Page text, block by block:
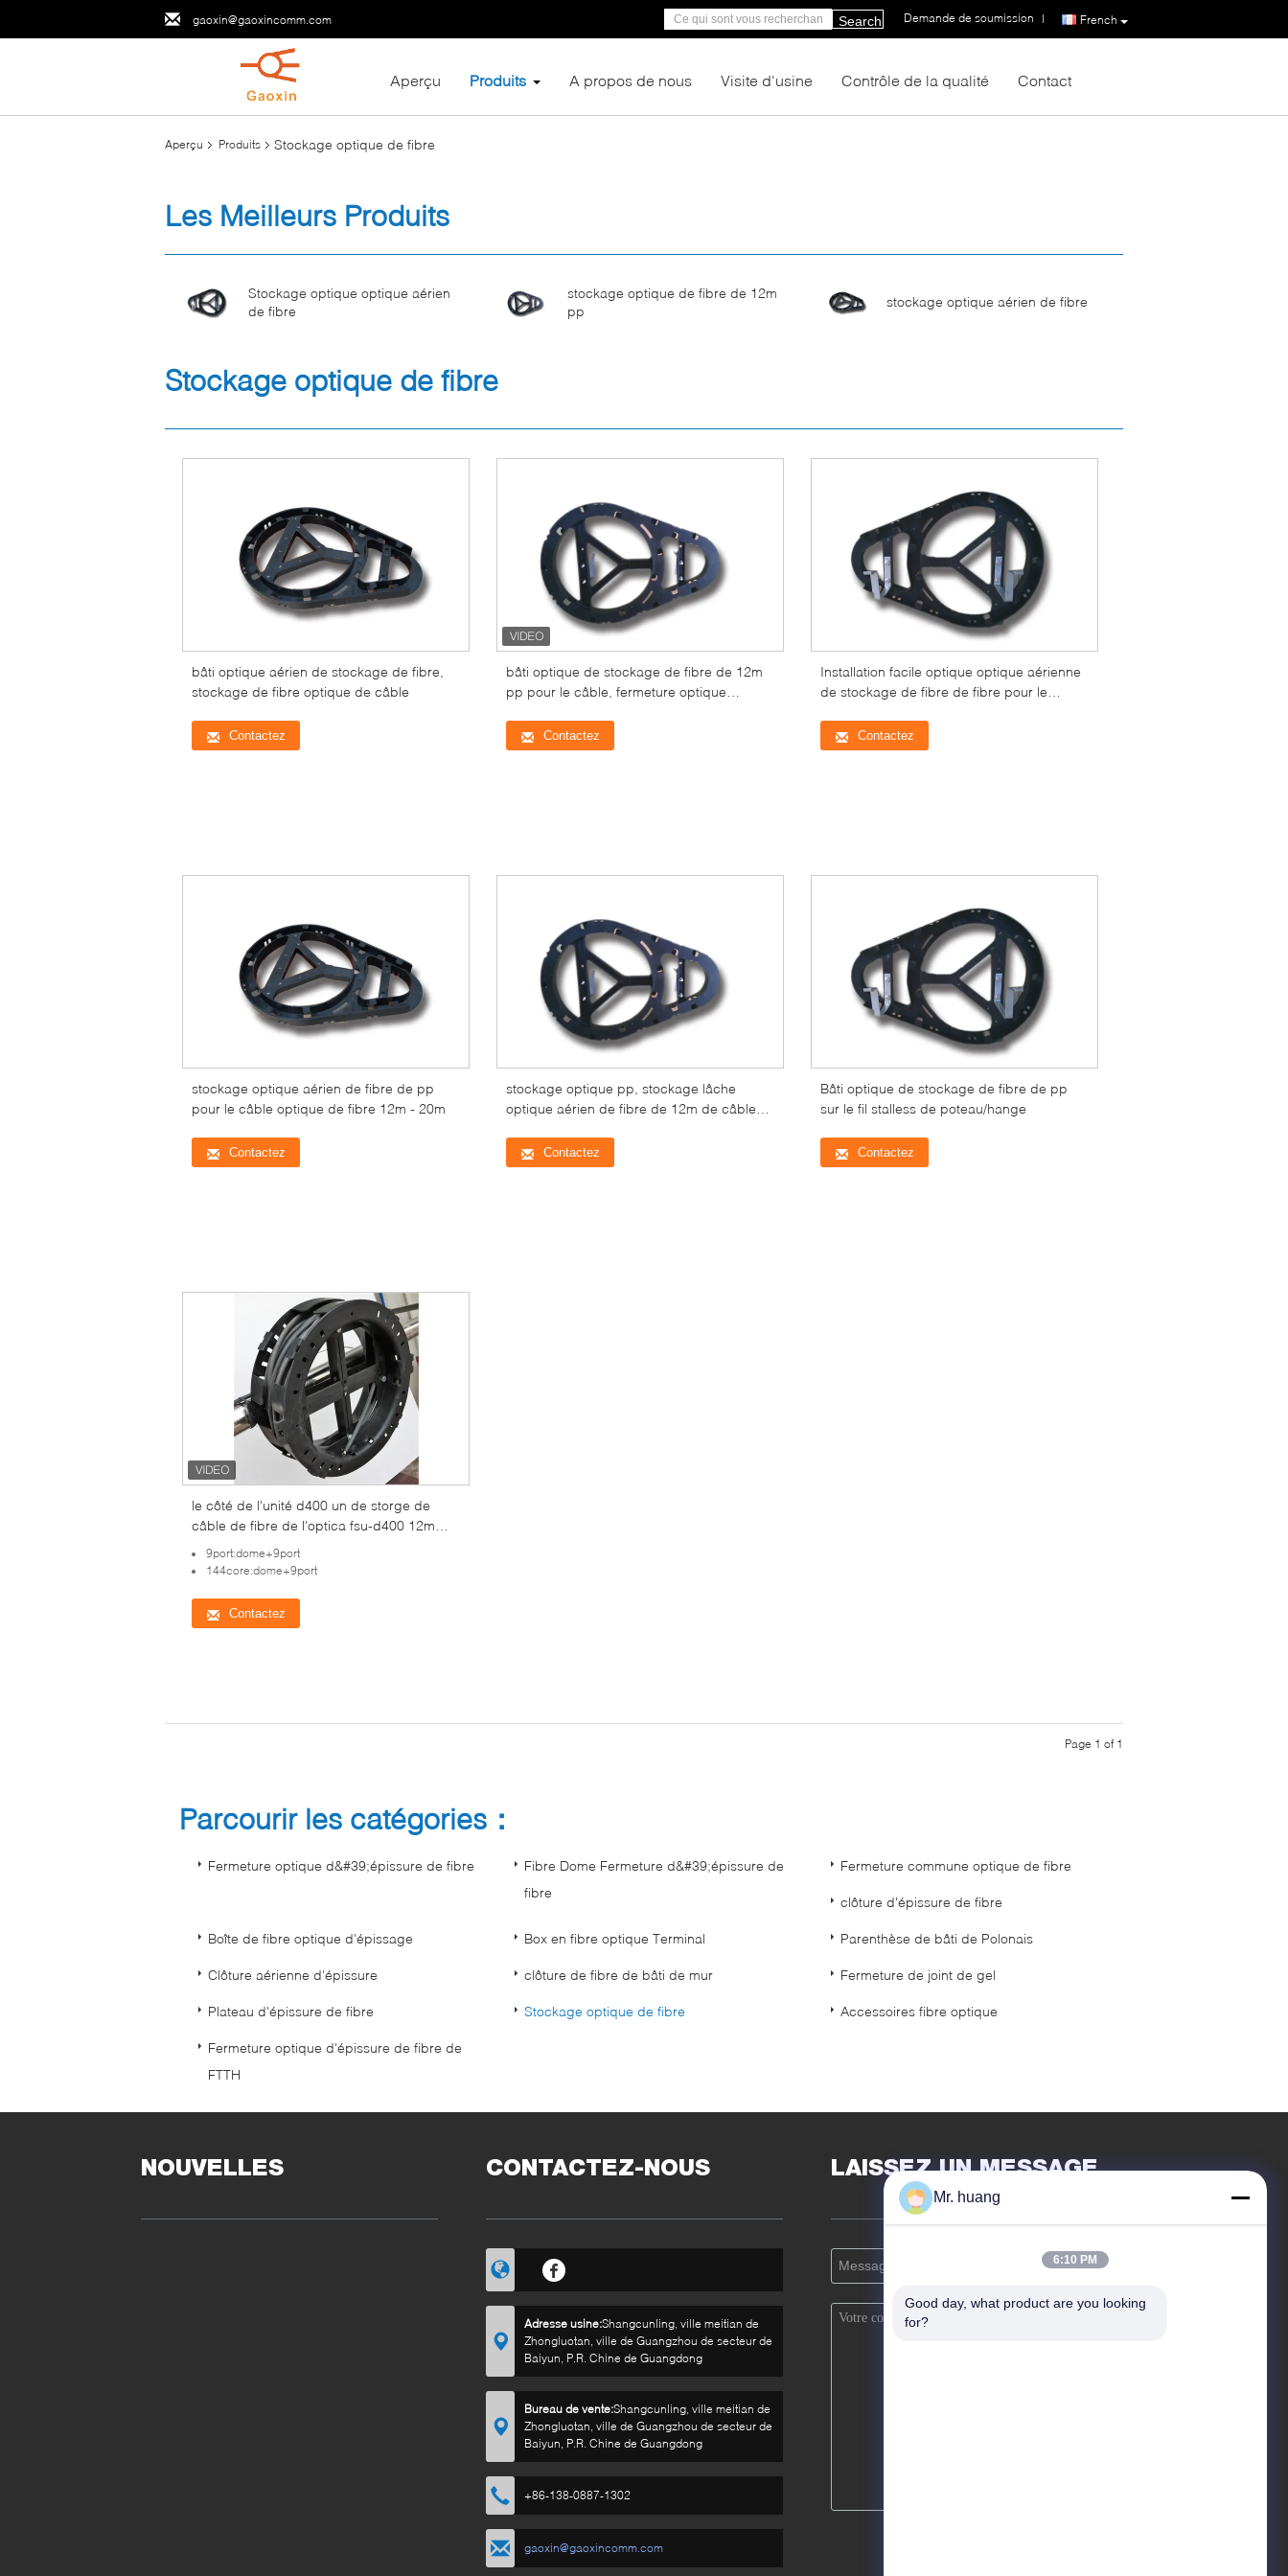
gaoxin@gaoxincomm.com French
Demande de soumission |
Search
Aperçu Produits A propos de nous Visite d'usine Contrôle de la qualité Contact
Aperçu Produits Stockage optique de fibre
Les Meilleurs Produits
Stockage optique optique aérien
de fibre
stockage optique de fibre de 12m
pp
stockage optique aérien de fibre
Stockage optique de fibre
bâti optique aérien de stockage de fibre,
stockage de fibre optique de câble
Contactez
bâti optique de stockage de fibre de 12m
pp pour le câble, fermeture optique
Contactez
Installation facile optique optique aérienne
de stockage de fibre de fibre pour le
Contactez
stockage optique aérien de fibre de pp
pour le câble optique de fibre 12m - 20m
Contactez
stockage optique pp, stockage lâche
optique aérien de fibre de 12m de câble
Contactez
Bâti optique de stockage de fibre de pp
sur le fil stalless de poteau/hange
Contactez
le côté de l'unité d400 un de storge de
câble de fibre de l'optica fsu-d400 12m
côte à côte 30m pp câblent le petit pain il
9port:dome+9port
144core:dome+9port
Contactez
Page 1 of 1
Parcourir les catégories：
Fermeture optique d&#39;épissure de fibre
Fibre Dome Fermeture d&#39;épissure de
fibre
Fermeture commune optique de fibre
clôture d'épissure de fibre
Boîte de fibre optique d'épissage Box en fibre optique Terminal Parenthèse de bâti de Polonais
Clôture aérienne d'épissure clôture de fibre de bâti de mur Fermeture de joint de gel
Plateau d'épissure de fibre Stockage optique de fibre Accessoires fibre optique
Fermeture optique d'épissure de fibre de
FTTH
NOUVELLES CONTACTEZ-NOUS
Adresse usine:Shangcunling, ville meitian de
Zhongluotan, ville de Guangzhou de secteur de
Baiyun, P.R. Chine de Guangdong
Bureau de vente:Shangcunling, ville meitian de
Zhongluotan, ville de Guangzhou de secteur de
Baiyun, P.R. Chine de Guangdong
+86-138-0887-1302
gaoxin@gaoxincomm.com
LAISSEZ UN MESSAGE
Mr. huang
6:10 PM
Good day, what product are you looking
for?